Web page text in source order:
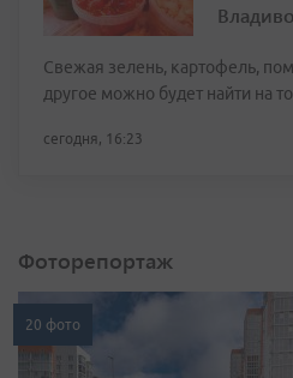
Свежая зелень, картофель,
другое можно будет найти на
сегодня, 16:23
Фоторепортаж
20 фото